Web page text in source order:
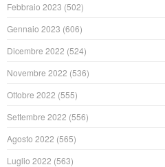
Febbraio 2023 (502)
Gennaio 2023 (606)
Dicembre 2022 (524)
Novembre 2022 (536)
Ottobre 2022 (555)
Settembre 2022 (556)
Agosto 2022 (565)
Luglio 2022 (563)